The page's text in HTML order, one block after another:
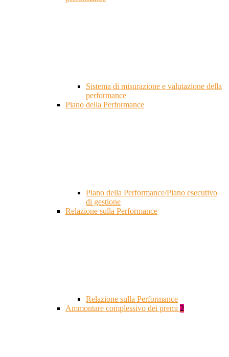
Sistema di misurazione e valutazione della
performance
Piano della Performance
Piano della Performance/Piano esecutivo
di gestione
Relazione sulla Performance
Relazione sulla Performance
Ammontare complessivo dei premi 2